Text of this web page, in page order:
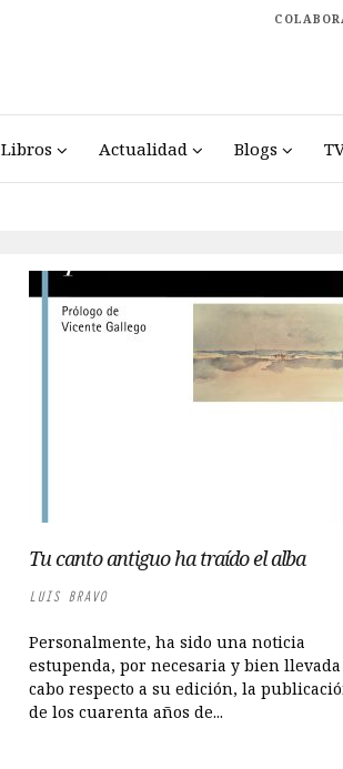
Libros Actualidad Blogs
Tu canto antiguo ha traído el alba
LUIS BRAVO
Personalmente, ha sido una noticia
estupenda, por necesaria y bien llevada
cabo respecto a su edición, la
de los cuarenta años de...